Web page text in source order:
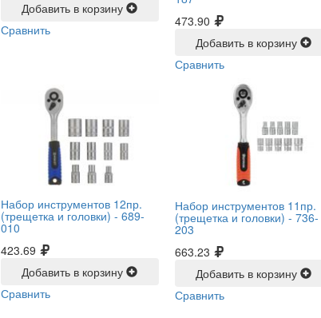
Добавить в корзину
Сравнить
473.90
Добавить в корзину
Сравнить
Набор инструментов 12пр.
(трещетка и головки) - 689-
010
423.69
Добавить в корзину
Сравнить
Набор инструментов 11пр.
(трещетка и головки) - 736-
203
663.23
Добавить в корзину
Сравнить